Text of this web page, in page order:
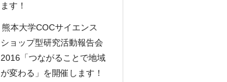
ます！
熊本大学COCサイエンス
ショップ型研究活動報告会
2016「つながることで地域
が変わる」を開催します！